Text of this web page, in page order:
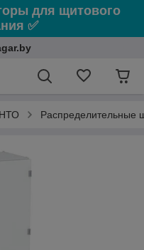
для щитового
✅